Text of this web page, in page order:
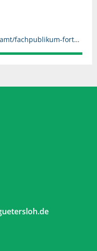
fortbildungen/heilpraktiker